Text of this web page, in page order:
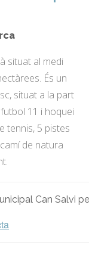
situat al medi
És un
situat a la part
11 i hoquei
tennis, 5 pistes
de natura
Can Salvi